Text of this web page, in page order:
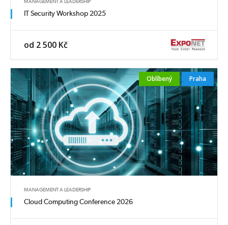
IT Security Workshop 2025
od 2 500 Kč
Oblíbený Praha
MANAGEMENT A LEADERSHIP
Cloud Computing Conference 2026